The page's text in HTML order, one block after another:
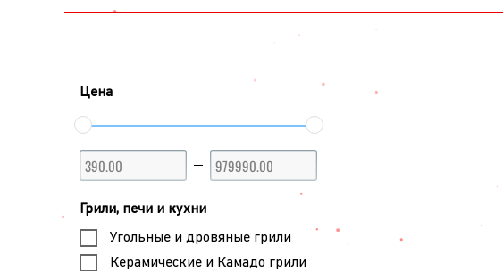
Цена
Грили, печи и кухни
Угольные и дровяные грили
Керамические и Камадо грили